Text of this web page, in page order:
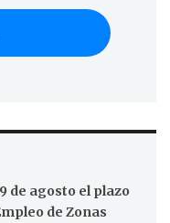
de agosto el plazo
de Zonas